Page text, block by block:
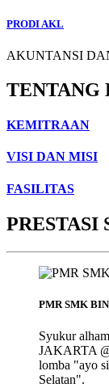
PRODI AKL
AKUNTANSI
TENTANG
KEMITRAAN
VISI DAN MISI
FASILITAS
PRESTASI
PMR SMK
Syukur
JAKARTA
lomba "ayo
Selatan".